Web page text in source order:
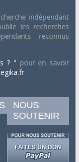
indépendant
les recherches
reconnus
? " pour en savoir
NOUS
SOUTENIR